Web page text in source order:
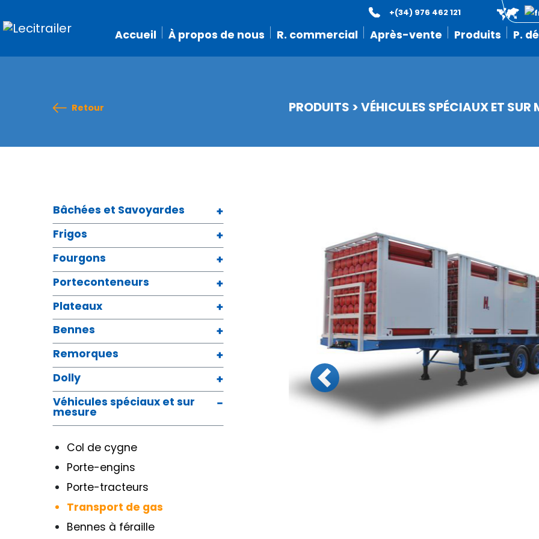
Accueil À propos de nous R. commercial Après-vente Produits P.
+(34) 976 462 121
Retour PRODUITS >VÉHICULES SPÉCIAUX ET SUR
Bâchées et Savoyardes
Frigos
Fourgons
Porteconteneurs
Plateaux
Bennes
Remorques
Dolly
Véhicules spéciaux et sur
mesure
Col de cygne
Porte-engins
Porte-tracteurs
Transport de gas
Bennes à féraille
Previous